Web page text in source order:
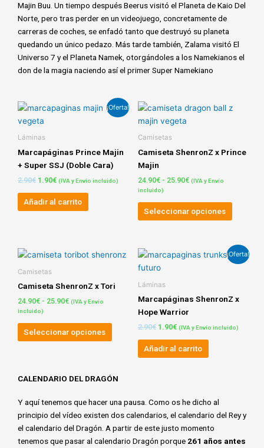
Majin Buu. Un tiempo después Beerus visitó el Planeta de Kaio Del
Norte, pero tras perder en un videojuego, concretamente de
carreras de coches, se enfadó tanto que destruyó su planeta
quedando un único pedazo. Más tarde también, Zalama visitó El
Universo 7 y el Planeta Namek, otorgándoles a los Namekianos el
don de la magia naciendo así el primer Super Namekiano
¡Oferta!
Láminas
Marcapáginas Prince Majin
+ Super SSJ (Doble Cara)
2.90€
El
precio
original
1.90€
El
precio
(IVA y Envío incluido)
Añadir al carrito
Camisetas
Camiseta ShenronZ x Prince
Majin
24.90€ - 25.90€
Rango
hasta
(IVA y Envío
incluido)
Seleccionar opciones
Este
elegir
la
página
Camisetas
Camiseta ShenronZ x Tori
24.90€ - 25.90€
Rango
24.90€
hasta
(IVA y Envío
incluido)
Seleccionar opciones
Este
producto
opciones
se
pueden
en
página
producto
¡Oferta!
Láminas
Marcapáginas ShenronZ x
Hope Warrior
2.90€
El
precio
original
2.90€.
1.90€
El
precio
(IVA y Envío incluido)
Añadir al carrito
CALENDARIO DEL DRAGÓN
Y aquí tenemos que hacer una pausa. Como os he dicho al
principio del vídeo existen dos calendarios, el calendario del Rey y
el calendario del Dragón. A partir de este justo momento
tenemos que pasar al calendario Dragón porque 261 años antes